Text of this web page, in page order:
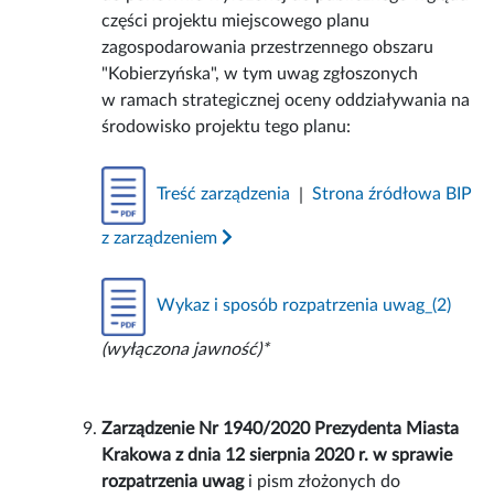
części projektu miejscowego planu
zagospodarowania przestrzennego obszaru
"Kobierzyńska", w tym uwag zgłoszonych
w ramach strategicznej oceny oddziaływania na
środowisko projektu tego planu:
Treść zarządzenia |Strona źródłowa BIP
z zarządzeniem
Wykaz i sposób rozpatrzenia uwag_(2)
(wyłączona jawność)*
Zarządzenie Nr 1940/2020 Prezydenta Miasta
Krakowa z dnia 12 sierpnia 2020 r. w sprawie
rozpatrzenia uwagi pism złożonych do